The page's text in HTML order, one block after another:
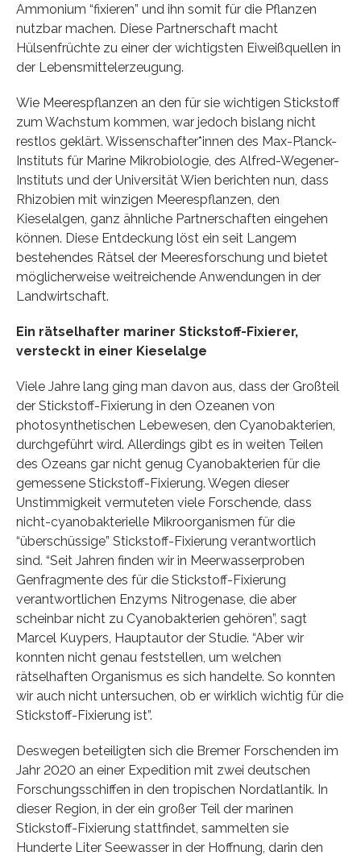
Ammonium “fixieren” und ihn somit für die Pflanzen
nutzbar machen. Diese Partnerschaft macht
Hülsenfrüchte zu einer der wichtigsten Eiweißquellen in
der Lebensmittelerzeugung.
Wie Meerespflanzen an den für sie wichtigen Stickstoff
zum Wachstum kommen, war jedoch bislang nicht
restlos geklärt. Wissenschafter*innen des Max-Planck-
Instituts für Marine Mikrobiologie, des Alfred-Wegener-
Instituts und der Universität Wien berichten nun, dass
Rhizobien mit winzigen Meerespflanzen, den
Kieselalgen, ganz ähnliche Partnerschaften eingehen
können. Diese Entdeckung löst ein seit Langem
bestehendes Rätsel der Meeresforschung und bietet
möglicherweise weitreichende Anwendungen in der
Landwirtschaft.
Ein rätselhafter mariner Stickstoff-Fixierer,
versteckt in einer Kieselalge
Viele Jahre lang ging man davon aus, dass der Großteil
der Stickstoff-Fixierung in den Ozeanen von
photosynthetischen Lebewesen, den Cyanobakterien,
durchgeführt wird. Allerdings gibt es in weiten Teilen
des Ozeans gar nicht genug Cyanobakterien für die
gemessene Stickstoff-Fixierung. Wegen dieser
Unstimmigkeit vermuteten viele Forschende, dass
nicht-cyanobakterielle Mikroorganismen für die
“überschüssige” Stickstoff-Fixierung verantwortlich
sind. “Seit Jahren finden wir in Meerwasserproben
Genfragmente des für die Stickstoff-Fixierung
verantwortlichen Enzyms Nitrogenase, die aber
scheinbar nicht zu Cyanobakterien gehören”, sagt
Marcel Kuypers, Hauptautor der Studie. “Aber wir
konnten nicht genau feststellen, um welchen
rätselhaften Organismus es sich handelte. So konnten
wir auch nicht untersuchen, ob er wirklich wichtig für die
Stickstoff-Fixierung ist”.
Deswegen beteiligten sich die Bremer Forschenden im
Jahr 2020 an einer Expedition mit zwei deutschen
Forschungsschiffen in den tropischen Nordatlantik. In
dieser Region, in der ein großer Teil der marinen
Stickstoff-Fixierung stattfindet, sammelten sie
Hunderte Liter Seewasser in der Hoffnung, darin den